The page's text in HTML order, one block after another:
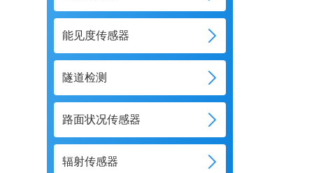
能见度传感器
隧道检测
路面状况传感器
辐射传感器